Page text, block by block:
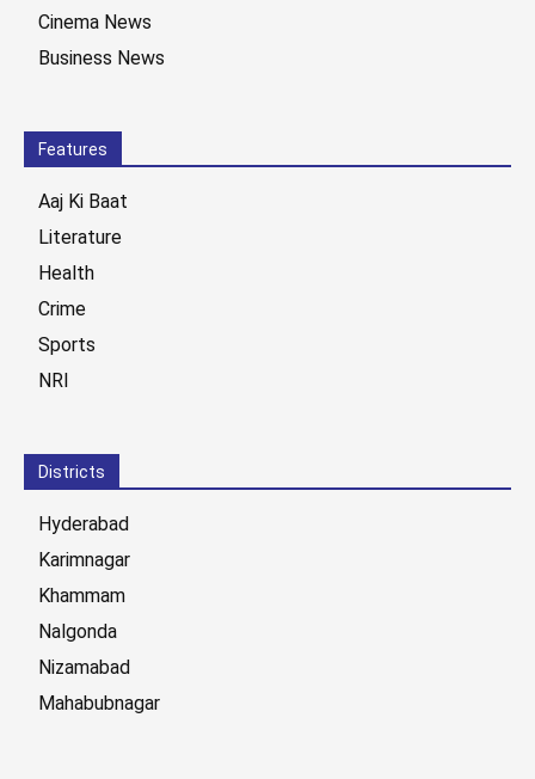
Cinema News
Business News
Features
Aaj Ki Baat
Literature
Health
Crime
Sports
NRI
Districts
Hyderabad
Karimnagar
Khammam
Nalgonda
Nizamabad
Mahabubnagar